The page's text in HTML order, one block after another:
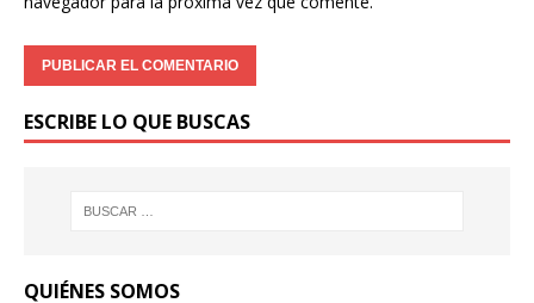
ESCRIBE LO QUE BUSCAS
QUIÉNES SOMOS